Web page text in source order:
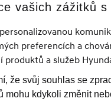
vašich zážitků s
preferencích a
produktů a služeb
že svůj souhlas se
mohu kdykoli změnit